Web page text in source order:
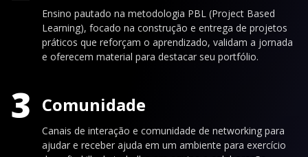
Ensino pautado na metodologia PBL (Project Based
Learning), focado na construção e entrega de projetos
práticos que reforçam o aprendizado, validam a jornada
e oferecem material para destacar seu portfólio.
3 Comunidade
Canais de interação e comunidade de networking para
ajudar e receber ajuda em um ambiente para exercício